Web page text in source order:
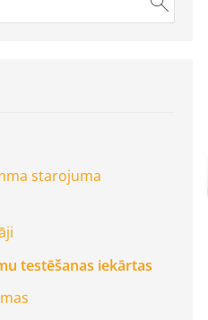
starojuma
testēšanas iekārtas